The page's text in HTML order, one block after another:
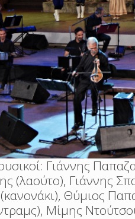
Γιάννης
(λαούτο), Γιάννης
Θύμιος
Μίμης